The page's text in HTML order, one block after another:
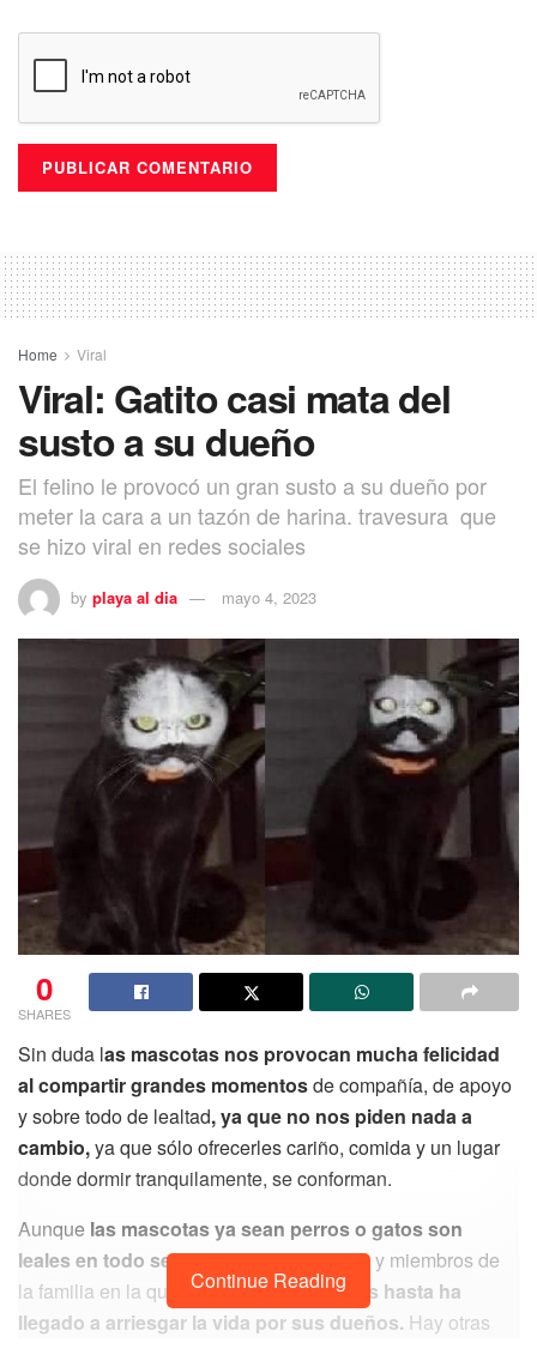
Home Viral
Viral: Gatito casi mata del
susto a su dueño
El felino le provocó un gran susto a su dueño por
meter la cara a un tazón de harina. travesura que
se hizo viral en redes sociales
by playa al dia mayo 4, 2023
0
SHARES
Sin duda las mascotas nos provocan mucha felicidad
al compartir grandes momentosde compañía, de apoyo
y sobre todo de lealtad, ya que no nos piden nada a
cambio,ya que sólo ofrecerles cariño, comida y un lugar
donde dormir tranquilamente, se conforman.
Aunque las mascotas ya sean perros o gatos son
leales en todo sentido con sus dueñosy miembros de
la familia en la que habitan,en ocasiones hasta ha
llegado a arriesgar la vida por sus dueños. Hay otras
Continue Reading